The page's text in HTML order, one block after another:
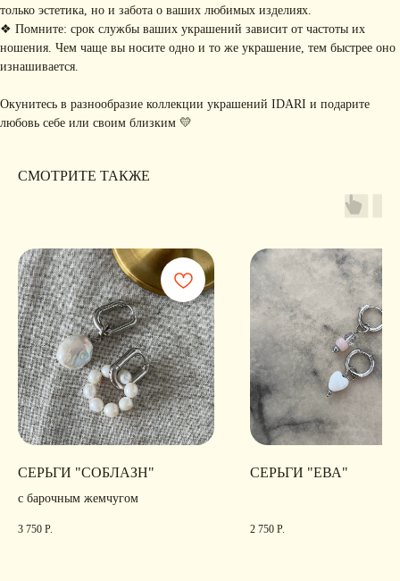
только эстетика, но и забота о ваших любимых изделиях.
❖ Помните: срок службы ваших украшений зависит от частоты их
ношения. Чем чаще вы носите одно и то же украшение, тем быстрее оно
изнашивается.
Окунитесь в разнообразие коллекции украшений IDARI и подарите
любовь себе или своим близким 💛
СМОТРИТЕ ТАКЖЕ
СЕРЬГИ "СОБЛАЗН"
с барочным жемчугом
3 750 Р.
СЕРЬГИ "ЕВА"
2 750 Р.
Digital-Step
конфиденциальности
Ясоглашаюсь на получение рекламной рассылки
ИП Хайруллина Сюзанна
ИНФОРМАЦИЯ
Instagram принадлежит компании Meta,